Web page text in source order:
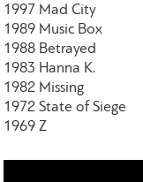
1997 Mad City
1989 Music Box
1988 Betrayed
1983 Hanna K.
1982 Missing
1972 State of Siege
1969 Z